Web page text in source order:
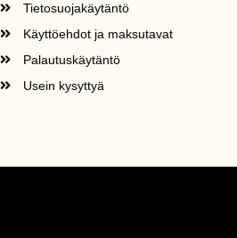
Tietosuojakäytäntö
Käyttöehdot ja maksutavat
Palautuskäytäntö
Usein kysyttyä